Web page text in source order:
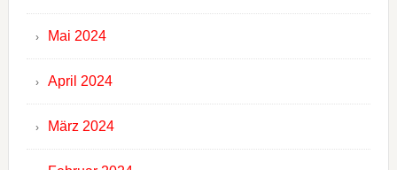
Mai 2024
April 2024
März 2024